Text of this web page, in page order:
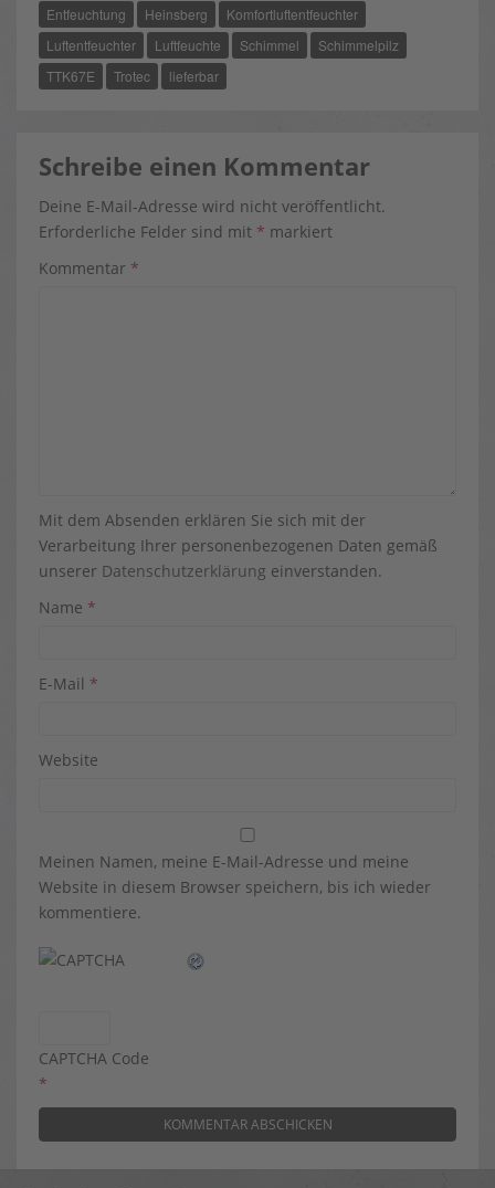
O
K
T
E
R
)
S
T
Entfeuchtung Heinsberg
Komfortluftentfeuchter
Luftentfeuchter
Luftfeuchte Schimmel
Schimmelpilz
TTK67E
Trotec lieferbar
Schreibe einen Kommentar
Deine E-Mail-Adresse wird nicht veröffentlicht.
Erforderliche Felder sind mit * markiert
Kommentar *
Mit dem Absenden erklären Sie sich mit der
Verarbeitung Ihrer personenbezogenen Daten gemäß
unserer Datenschutzerklärung einverstanden.
Name *
E-Mail *
Website
Meinen Namen, meine E-Mail-Adresse und meine
Website in diesem Browser speichern, bis ich wieder
kommentiere.
CAPTCHA Code
*